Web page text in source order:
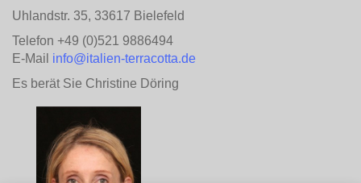
Uhlandstr. 35, 33617 Bielefeld
Telefon +49 (0)521 9886494
E-Mail info@italien-terracotta.de
Es berät Sie Christine Döring